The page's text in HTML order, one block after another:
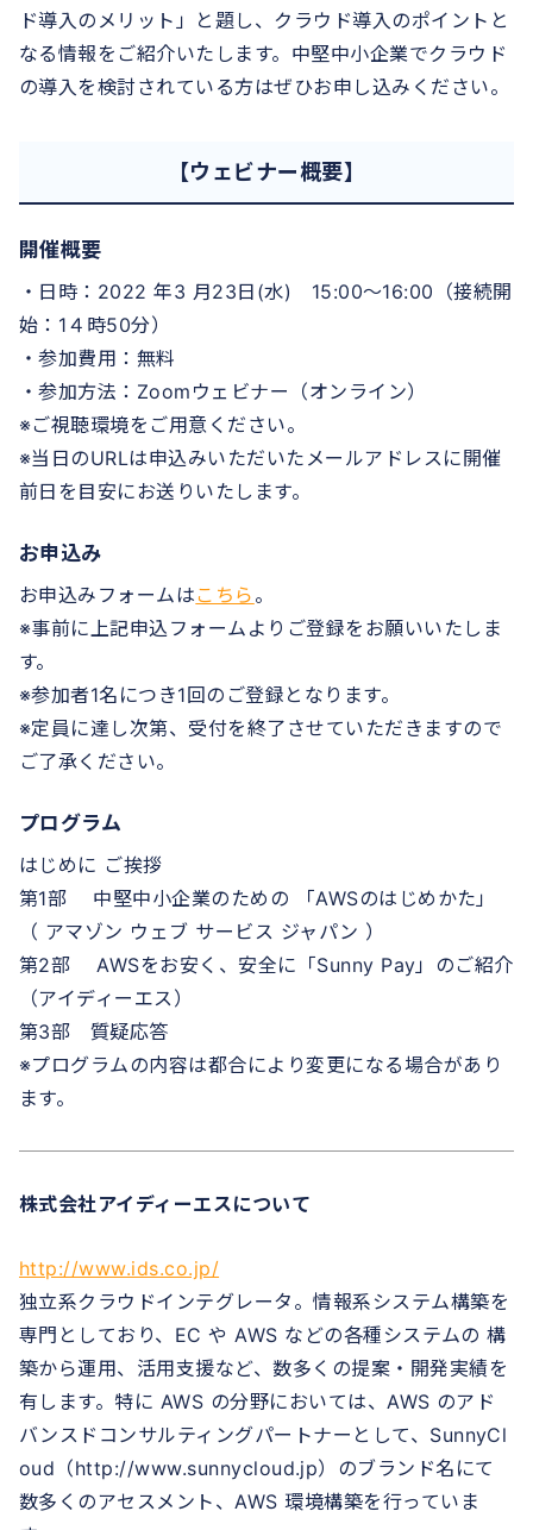
ド導入のメリット」と題し、クラウド導入のポイントと
なる情報をご紹介いたします。中堅中小企業でクラウド
の導入を検討されている方はぜひお申し込みください。
【ウェビナー概要】
開催概要
・日時：2022 年3 月23日(水) 15:00～16:00（接続開
始：1４時50分）
・参加費用：無料
・参加方法：Zoomウェビナー（オンライン）
※ご視聴環境をご用意ください。
※当日のURLは申込みいただいたメールアドレスに開催
前日を目安にお送りいたします。
お申込み
お申込みフォームはこちら 。
※事前に上記申込フォームよりご登録をお願いいたしま
す。
※参加者1名につき1回のご登録となります。
※定員に達し次第、受付を終了させていただきますので
ご了承ください。
プログラム
はじめに ご挨拶
第1部 中堅中小企業のための 「AWSのはじめかた」
（ アマゾン ウェブ サービス ジャパン ）
第2部 AWSをお安く、安全に「Sunny Pay」のご紹介
（アイディーエス）
第3部 質疑応答
※プログラムの内容は都合により変更になる場合があり
ます。
株式会社アイディーエスについて
http://www.ids.co.jp/
独立系クラウドインテグレータ。情報系システム構築を
専門としており、EC や AWS などの各種システムの 構
築から運用、活用支援など、数多くの提案・開発実績を
有します。特に AWS の分野においては、AWS のアド
バンスドコンサルティングパートナーとして、SunnyCl
oud（http://www.sunnycloud.jp）のブランド名にて
数多くのアセスメント、AWS 環境構築を行っていま